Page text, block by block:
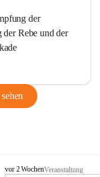
der
Rebe und der
B
vor 2 WochenVeranstaltung